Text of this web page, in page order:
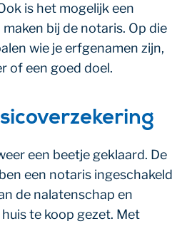
is het mogelijk een
bij de notaris. Op die
wie je erfgenamen zijn,
of een goed doel.
een beetje geklaard. De
een notaris ingeschakeld
de nalatenschap en
te koop gezet. Met